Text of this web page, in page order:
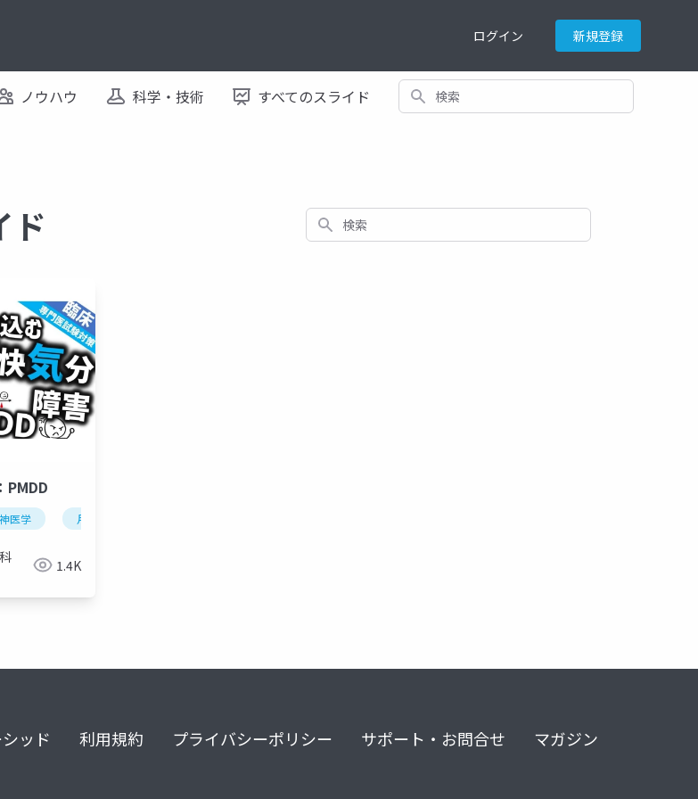
ログイン 新規登録
ノウハウ 科学・技術 すべてのスライド 検索
ド 検索
快気分症
PMDD
医学 月経前不快気分障害
1.4K
ッド 利用規約 プライバシーポリシー サポート・お問合せ マガジン